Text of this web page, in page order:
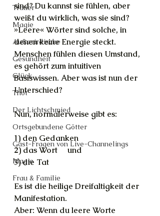
Trauer
Magie
Außerirdische
Gesundheit
Glück
Thot
Der Lichtschmied
Ortsgebundene Götter
Gast-Fragen von Live-Channelings
Magie
Frau & Familie
sind? Du kannst sie fühlen, aber
weißt du wirklich, was sie sind?
»Leere« Wörter sind solche, in
denen keine Energie steckt.
Menschen fühlen diesen Umstand,
es gehört zum intuitiven
Basiswissen. Aber was ist nun der
Unterschied?
Nun, normalerweise gibt es:
1) den Gedanken
2) das Wort     und
3) die Tat
Es ist die heilige Dreifaltigkeit der
Manifestation.
Aber: Wenn du leere Worte